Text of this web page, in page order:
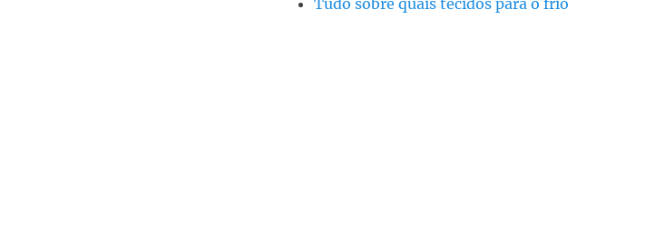
Tudo sobre quais tecidos para o frio